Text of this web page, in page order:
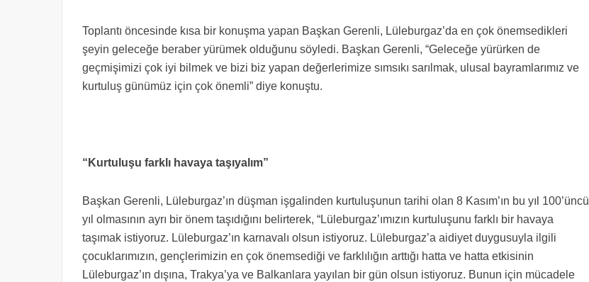
Toplantı öncesinde kısa bir konuşma yapan Başkan Gerenli, Lüleburgaz’da en çok önemsedikleri
şeyin geleceğe beraber yürümek olduğunu söyledi. Başkan Gerenli, “Geleceğe yürürken de
geçmişimizi çok iyi bilmek ve bizi biz yapan değerlerimize sımsıkı sarılmak, ulusal bayramlarımız ve
kurtuluş günümüz için çok önemli” diye konuştu.
“Kurtuluşu farklı havaya taşıyalım”
Başkan Gerenli, Lüleburgaz’ın düşman işgalinden kurtuluşunun tarihi olan 8 Kasım’ın bu yıl 100’üncü
yıl olmasının ayrı bir önem taşıdığını belirterek, “Lüleburgaz’ımızın kurtuluşunu farklı bir havaya
taşımak istiyoruz. Lüleburgaz’ın karnavalı olsun istiyoruz. Lüleburgaz’a aidiyet duygusuyla ilgili
çocuklarımızın, gençlerimizin en çok önemsediği ve farklılığın arttığı hatta ve hatta etkisinin
Lüleburgaz’ın dışına, Trakya’ya ve Balkanlara yayılan bir gün olsun istiyoruz. Bunun için mücadele